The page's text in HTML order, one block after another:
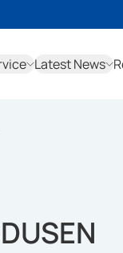
Latest News